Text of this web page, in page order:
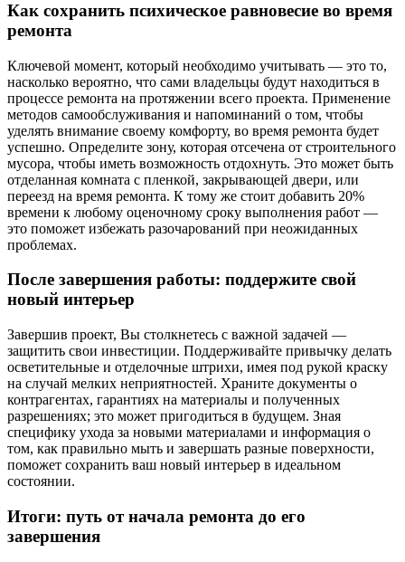
Как сохранить психическое равновесие во время
ремонта
Ключевой момент, который необходимо учитывать — это то,
насколько вероятно, что сами владельцы будут находиться в
процессе ремонта на протяжении всего проекта. Применение
методов самообслуживания и напоминаний о том, чтобы
уделять внимание своему комфорту, во время ремонта будет
успешно. Определите зону, которая отсечена от строительного
мусора, чтобы иметь возможность отдохнуть. Это может быть
отделанная комната с пленкой, закрывающей двери, или
переезд на время ремонта. К тому же стоит добавить 20%
времени к любому оценочному сроку выполнения работ —
это поможет избежать разочарований при неожиданных
проблемах.
После завершения работы: поддержите свой
новый интерьер
Завершив проект, Вы столкнетесь с важной задачей —
защитить свои инвестиции. Поддерживайте привычку делать
осветительные и отделочные штрихи, имея под рукой краску
на случай мелких неприятностей. Храните документы о
контрагентах, гарантиях на материалы и полученных
разрешениях; это может пригодиться в будущем. Зная
специфику ухода за новыми материалами и информация о
том, как правильно мыть и завершать разные поверхности,
поможет сохранить ваш новый интерьер в идеальном
состоянии.
Итоги: путь от начала ремонта до его
завершения